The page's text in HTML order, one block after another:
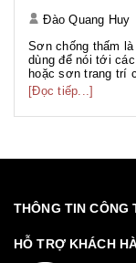
Đào Quang Huy
Sơn chống thấm
dùng để nói tới
hoặc sơn trang trí
đa dạng như gốc
nhiều hạng mục
chố...
[Đọc tiếp...]
THÔNG TIN CÔNG
HỖ TRỢ KHÁCH